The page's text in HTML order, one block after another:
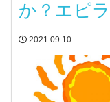
か？エピ
2021.09.10